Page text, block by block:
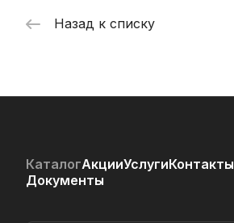
Назад к списку
КаталогАкцииУслугиКонтакты
Документы